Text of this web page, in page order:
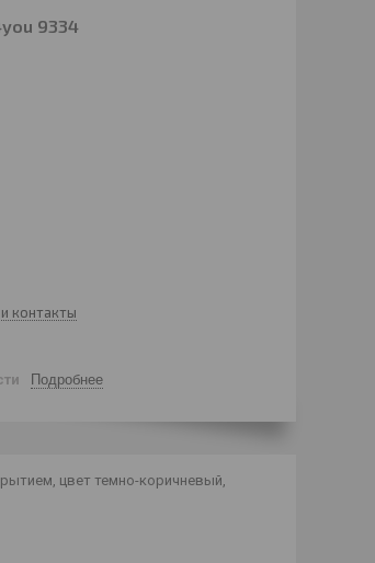
9334
контакты
Подробнее
цвет темно-коричневый,